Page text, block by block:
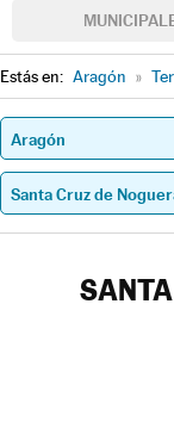
Estás en: Aragón »